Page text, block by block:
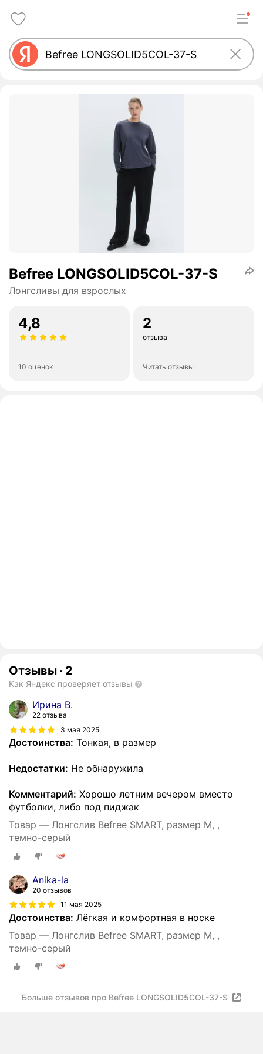
Befree LONGSOLID5COL-37-S
Лонгсливы для взрослых
4,8
10 оценок
2
отзыва
Читать отзывы
Отзывы · 2
Как Яндекс проверяет отзывы
Ирина В.
22 отзыва
3 мая 2025
Достоинства: Тонкая, в размер
Недостатки: Не обнаружила
Комментарий: Хорошо летним вечером вместо
футболки, либо под пиджак
Товар — Лонгслив Befree SMART, размер M, ,
темно-серый
Anika-la
20 отзывов
11 мая 2025
Достоинства: Лёгкая и комфортная в носке
Товар — Лонгслив Befree SMART, размер M, ,
темно-серый
Больше отзывов про Befree LONGSOLID5COL-37-S